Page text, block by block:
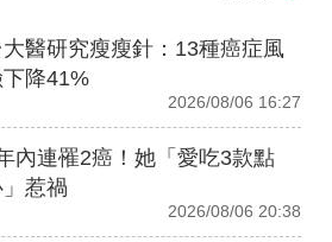
大醫研究瘦瘦針：13種癌症風
下降41%
2026/08/06 16:27
內連罹2癌！她「愛吃3款點
惹禍
2026/08/06 20:38